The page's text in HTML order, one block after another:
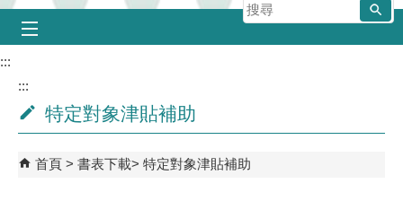
搜
尋
:::
:::
特定對象津貼補助
首頁 書表下載 特定對象津貼補助